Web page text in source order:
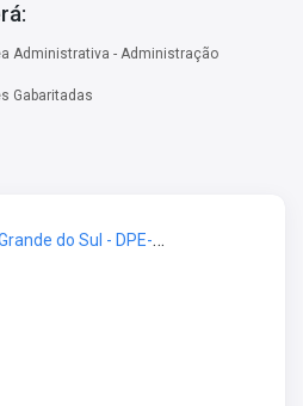
Administrativa - Administração
Gabaritadas
Defensoria Pública do Rio Grande do Sul - DPE-RS